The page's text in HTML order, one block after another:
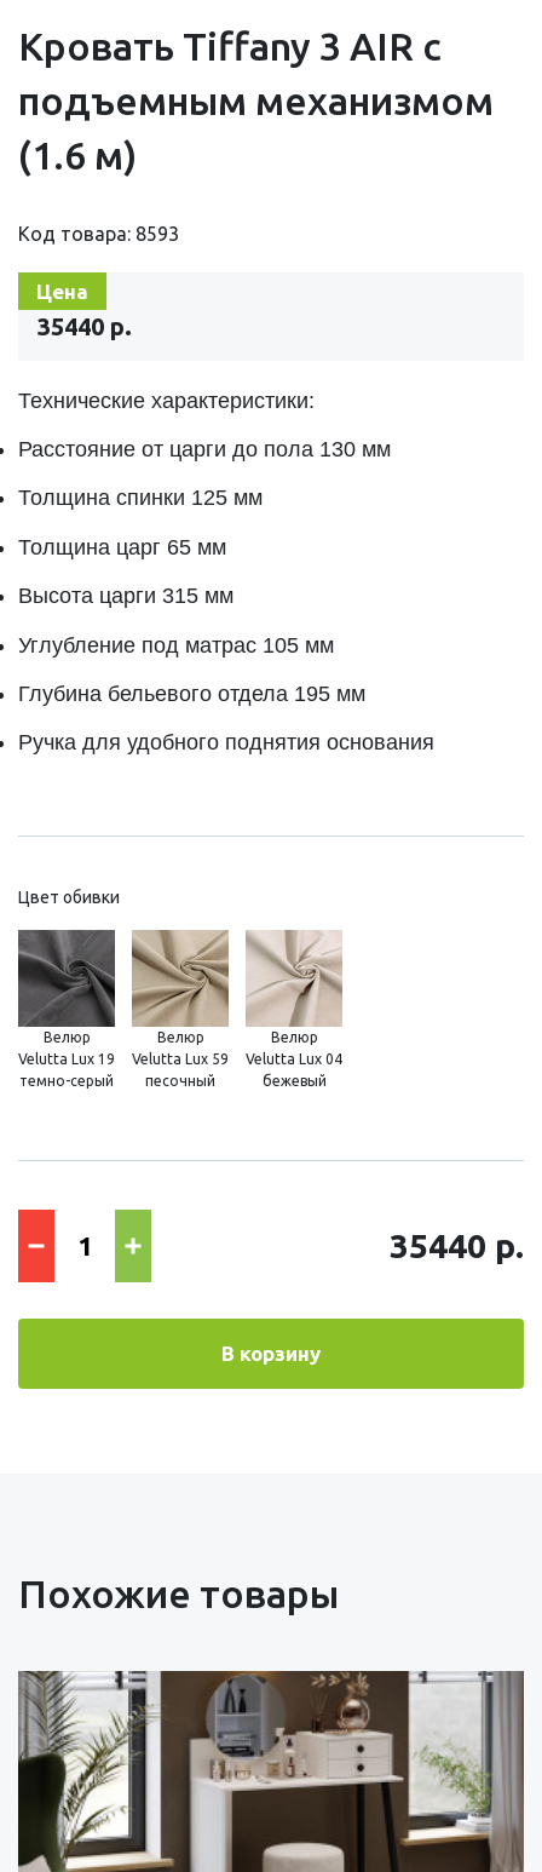
Кровать Tiffany 3 AIR с
подъемным механизмом
(1.6 м)
Код товара: 8593
Цена
35440 р.
Технические характеристики:
Расстояние от царги до пола 130 мм
Толщина спинки 125 мм
Толщина царг 65 мм
Высота царги 315 мм
Углубление под матрас 105 мм
Глубина бельевого отдела 195 мм
Ручка для удобного поднятия основания
Цвет обивки
Велюр
Velutta Lux 19
темно-серый
Велюр
Velutta Lux 59
песочный
Велюр
Velutta Lux 04
бежевый
35440 р.
В корзину
Похожие товары